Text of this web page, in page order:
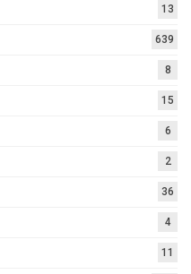
13
639
8
15
6
2
36
4
11